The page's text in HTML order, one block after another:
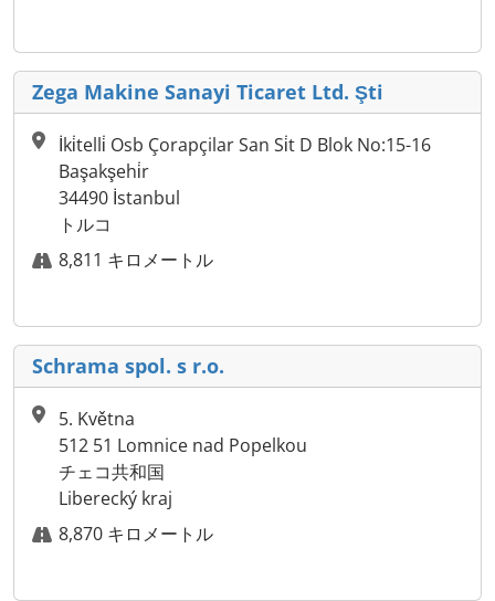
Zega Makine Sanayi Ticaret Ltd. Şti
İki̇telli̇ Osb Çorapçilar San Si̇t D Blok No:15-16
Başakşehi̇r
34490 İstanbul
トルコ
8,811 キロメートル
Schrama spol. s r.o.
5. Května
512 51 Lomnice nad Popelkou
チェコ共和国
Liberecký kraj
8,870 キロメートル